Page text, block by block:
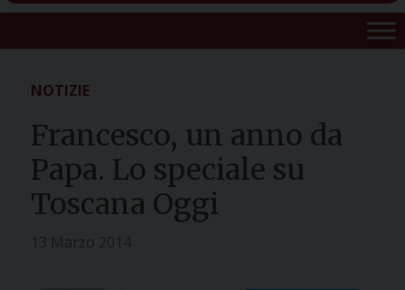
NOTIZIE
Francesco, un anno da
Papa. Lo speciale su
Toscana Oggi